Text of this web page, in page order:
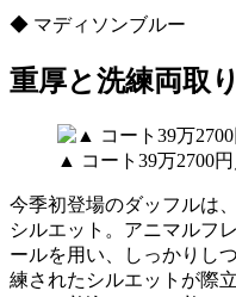
◆ マディソンブルー
重厚と洗練両取
▲ コート39万2700
今季初登場のダッフルは
シルエット。アニマルフ
ールを用い、しっかりし
練されたシルエットが際